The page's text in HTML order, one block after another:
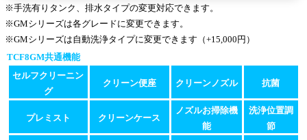
※手洗有りタンク、排水タイプの変更対応できます。
※GMシリーズは各グレードに変更できます。
※GMシリーズは自動洗浄タイプに変更できます（+15,000円）
TCF8GM共通機能
セルフクリーニン
グ
クリーン便座 クリーンノズル 抗菌
プレミスト クリーンケース
ノズルお掃除機
能
洗浄位置調
節